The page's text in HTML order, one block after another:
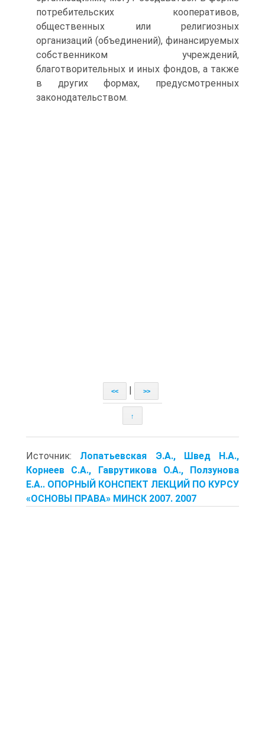
потребительских кооперативов,
общественных или религиозных
организаций (объединений), финансируемых
собственником учреждений,
благотворительных и иных фондов, а также
в других формах, предусмотренных
законодательством.
<< >>
↑
Источник: Лопатьевская Э.А., Швед Н.А.,
Корнеев С.А., Гаврутикова О.А., Ползунова
Е.А.. ОПОРНЫЙ КОНСПЕКТ ЛЕКЦИЙ ПО КУРСУ
«ОСНОВЫ ПРАВА» МИНСК 2007. 2007